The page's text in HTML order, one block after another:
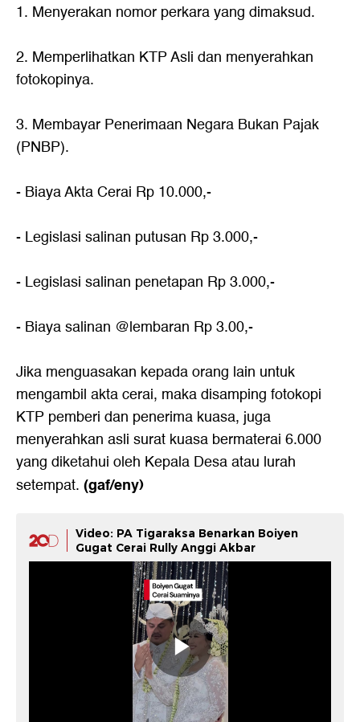
1. Menyerakan nomor perkara yang dimaksud.
2. Memperlihatkan KTP Asli dan menyerahkan
fotokopinya.
3. Membayar Penerimaan Negara Bukan Pajak
(PNBP).
- Biaya Akta Cerai Rp 10.000,-
- Legislasi salinan putusan Rp 3.000,-
- Legislasi salinan penetapan Rp 3.000,-
- Biaya salinan @lembaran Rp 3.00,-
Jika menguasakan kepada orang lain untuk
mengambil akta cerai, maka disamping fotokopi
KTP pemberi dan penerima kuasa, juga
menyerahkan asli surat kuasa bermaterai 6.000
yang diketahui oleh Kepala Desa atau lurah
setempat. (gaf/eny)
Video: PA Tigaraksa Benarkan Boiyen
Gugat Cerai Rully Anggi Akbar